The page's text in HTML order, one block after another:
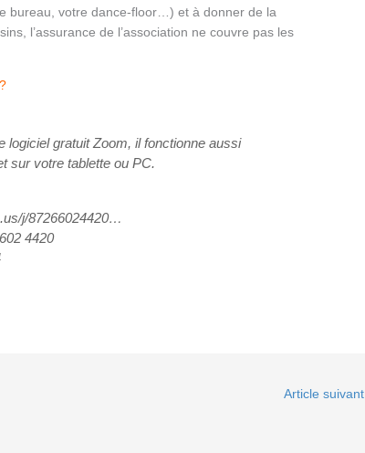
bureau, votre dance-floor…) et à donner de la
l’assurance de l’association ne couvre pas les
logiciel gratuit Zoom, il fonctionne aussi
sur votre tablette ou PC.
j/87266024420…
4420
Article suivant